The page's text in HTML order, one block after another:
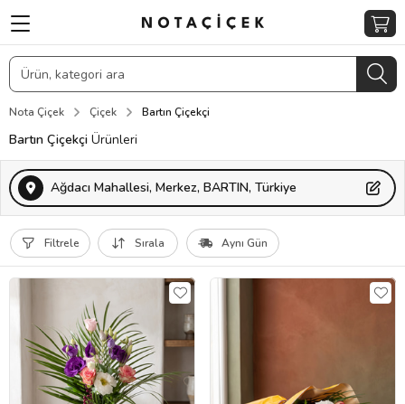
Nota Çiçek Çiçek Bartın Çiçekçi
Bartın Çiçekçi Ürünleri
Ağdacı Mahallesi, Merkez, BARTIN, Türkiye
Filtrele Sırala Aynı Gün